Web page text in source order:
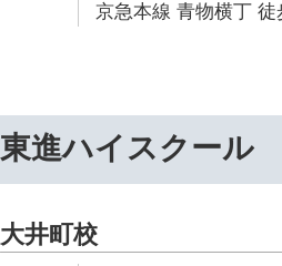
京急本線 青物横丁 徒
東進ハイスクール
大井町校